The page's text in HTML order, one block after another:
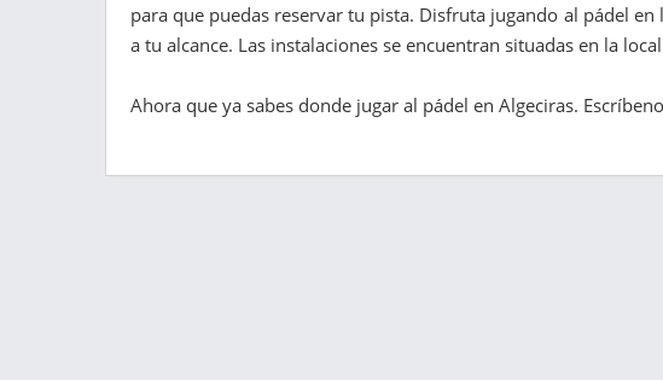
para que puedas reservar tu pista. Disfruta jugando al pádel en
a tu alcance. Las instalaciones se encuentran situadas en la
Ahora que ya sabes donde jugar al pádel en Algeciras.